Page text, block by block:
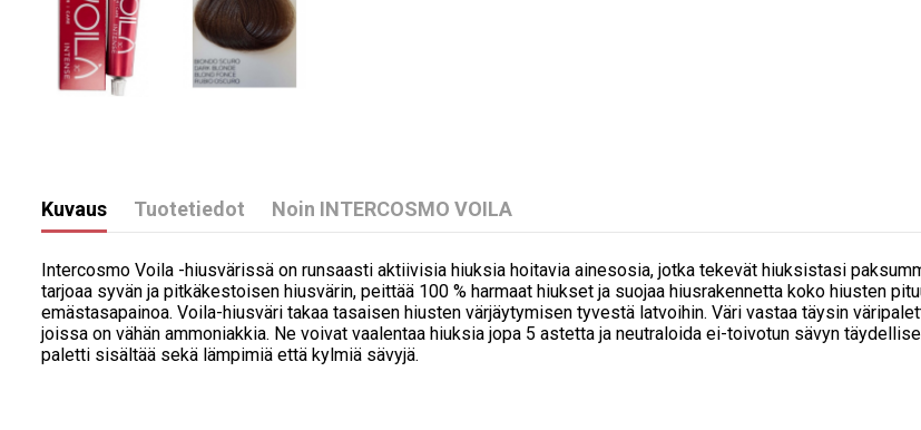
Kuvaus Tuotetiedot Noin INTERCOSMO VOILA
Intercosmo Voila -hiusvärissä on runsaasti aktiivisia hiuksia hoitavia ainesosia, jotka tekevät hiuksistasi
tarjoaa syvän ja pitkäkestoisen hiusvärin, peittää 100 % harmaat hiukset ja suojaa hiusrakennetta koko hiusten
emästasapainoa. Voila-hiusväri takaa tasaisen hiusten värjäytymisen tyvestä latvoihin. Väri vastaa täysin
joissa on vähän ammoniakkia. Ne voivat vaalentaa hiuksia jopa 5 astetta ja neutraloida ei-toivotun sävyn
paletti sisältää sekä lämpimiä että kylmiä sävyjä.